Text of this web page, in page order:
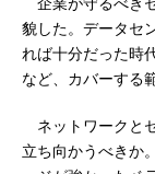
貌した。データセ
れば十分だった時
など、カバーする
ネットワークと
立ち向かうべきか